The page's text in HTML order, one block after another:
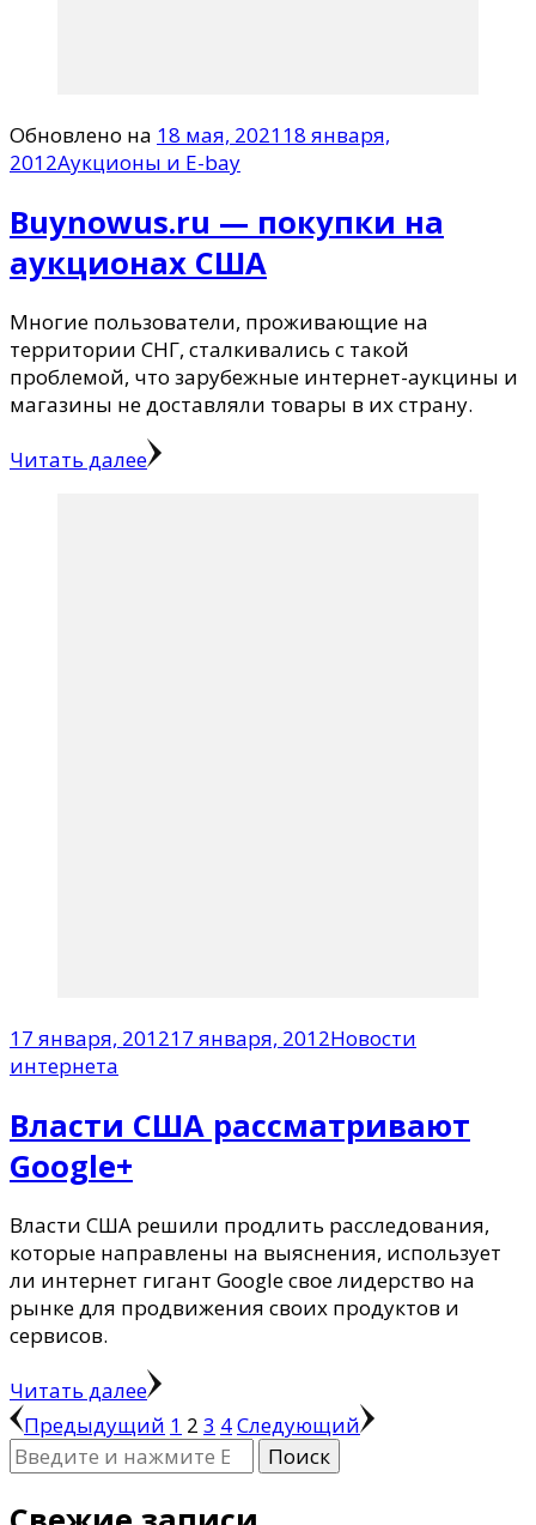
Обновлено на 18 мая, 202118 января,
2012Аукционы и E-bay
Buynowus.ru — покупки на
аукционах США
Многие пользователи, проживающие на
территории СНГ, сталкивались с такой
проблемой, что зарубежные интернет-аукцины и
магазины не доставляли товары в их страну.
Читать далее
17 января, 201217 января, 2012Новости
интернета
Власти США рассматривают
Google+
Власти США решили продлить расследования,
которые направлены на выяснения, использует
ли интернет гигант Google свое лидерство на
рынке для продвижения своих продуктов и
сервисов.
Читать далее
Пагинация
записей
Предыдущий Страница
1 Страница
2 Страница
3 Страница
4Следующий
Ищите
что-
то?